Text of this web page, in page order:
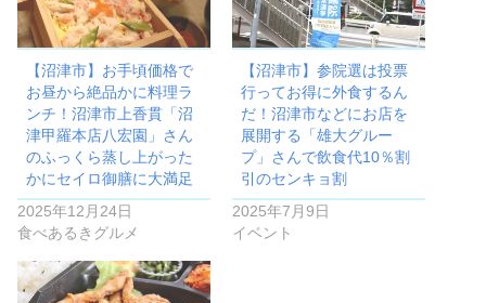
【沼津市】お手頃価格で
お昼から絶品かに料理ラ
ンチ！沼津市上香貫「沼
津甲羅本店八宏園」さん
のふっくら蒸し上がった
かにセイロ御膳に大満足
2025年12月24日
食べあるきグルメ
【沼津市】参院選は投票
行ってお得に外食するん
だ！沼津市などにお店を
展開する「雄大グルー
プ」さんで飲食代10％割
引のセンキョ割
2025年7月9日
イベント